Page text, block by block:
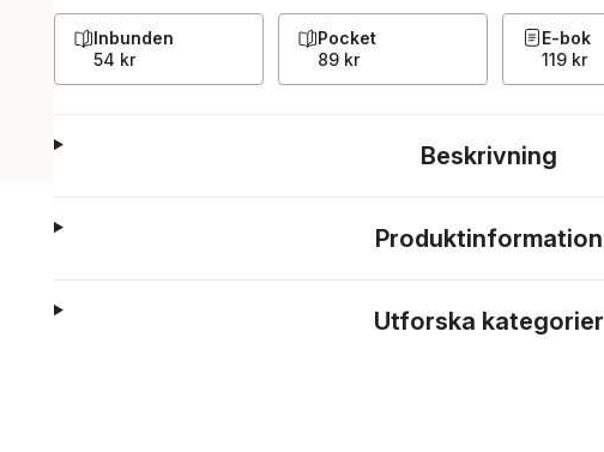
Inbunden
54 kr
Pocket
89 kr
E-bok
119 kr
Beskrivning
Produktinformation
Utforska kategorier